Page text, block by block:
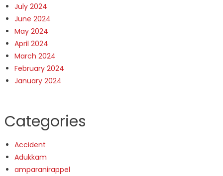
July 2024
June 2024
May 2024
April 2024
March 2024
February 2024
January 2024
Categories
Accident
Adukkam
amparanirappel